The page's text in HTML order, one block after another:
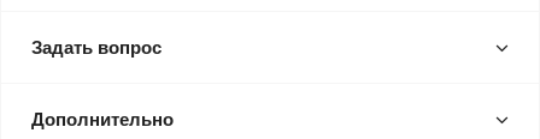
Задать вопрос
Дополнительно